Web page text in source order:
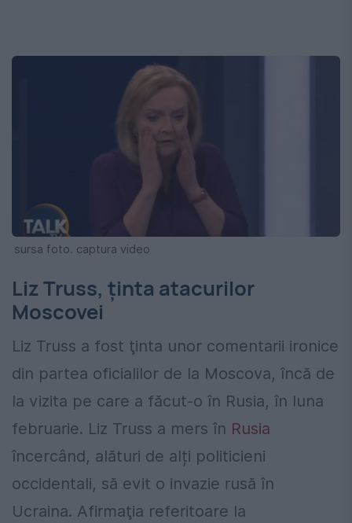
sursa foto. captura video
Liz Truss, ținta atacurilor
Moscovei
Liz Truss a fost ţinta unor comentarii ironice
din partea oficialilor de la Moscova, încă de
la vizita pe care a făcut-o în Rusia, în luna
februarie. Liz Truss a mers în Rusia
încercând, alături de alți politicieni
occidentali, să evit o invazie rusă în
Ucraina. Afirmaţia referitoare la